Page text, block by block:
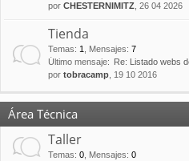
por CHESTERNIMITZ , 26 04 2026
Tienda
Temas: 1 Mensajes: 7
Último mensaje:
Re: Listado webs
por tobracamp , 19 10 2016
Área Técnica
Taller
Temas: 0 Mensajes: 0